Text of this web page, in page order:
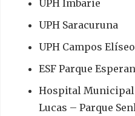
UPH Imbarie
UPH Saracuruna
UPH Campos
ESF Parque
Hospital Municipal
Lucas – Parque